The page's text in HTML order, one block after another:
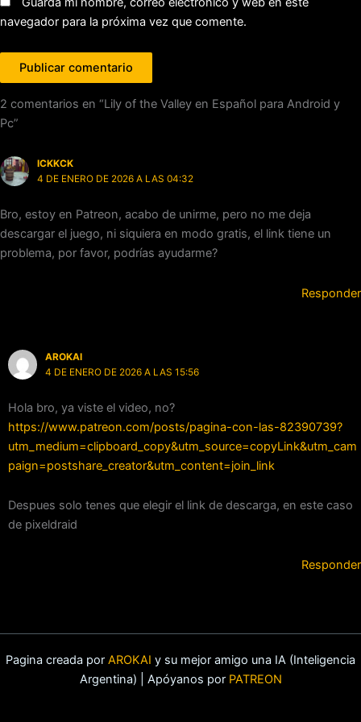
navegador para la próxima vez que comente.
2 comentarios en “Lily of the Valley en Español para Android y
Pc”
ICKKCK
4 DE ENERO DE 2026 A LAS 04:32
Bro, estoy en Patreon, acabo de unirme, pero no me deja
descargar el juego, ni siquiera en modo gratis, el link tiene un
problema, por favor, podrías ayudarme?
Responder
AROKAI
4 DE ENERO DE 2026 A LAS 15:56
Hola bro, ya viste el video, no?
https://www.patreon.com/posts/pagina-con-las-82390739?
utm_medium=clipboard_copy&utm_source=copyLink&utm_cam
paign=postshare_creator&utm_content=join_link
Despues solo tenes que elegir el link de descarga, en este caso
de pixeldraid
Responder
Pagina creada por AROKAI y su mejor amigo una IA (Inteligencia
Argentina) | Apóyanos por PATREON